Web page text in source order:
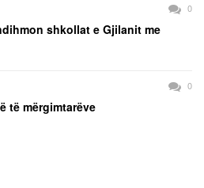
0
shkollat e Gjilanit me
0
të mërgimtarëve